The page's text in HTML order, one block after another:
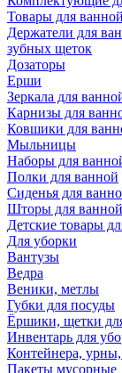
Товары для
Держатели для
зубных щеток
Дозаторы
Ерши
Зеркала для
Карнизы для
Ковшики для
Мыльницы
Наборы для
Полки для ванной
Сиденья для
Шторы для ванной
Детские товары
Для уборки
Вантузы
Ведра
Веники, метлы
Губки для посуды
Ёршики, щетки
Инвентарь для
Контейнера,
Пакеты мусорные